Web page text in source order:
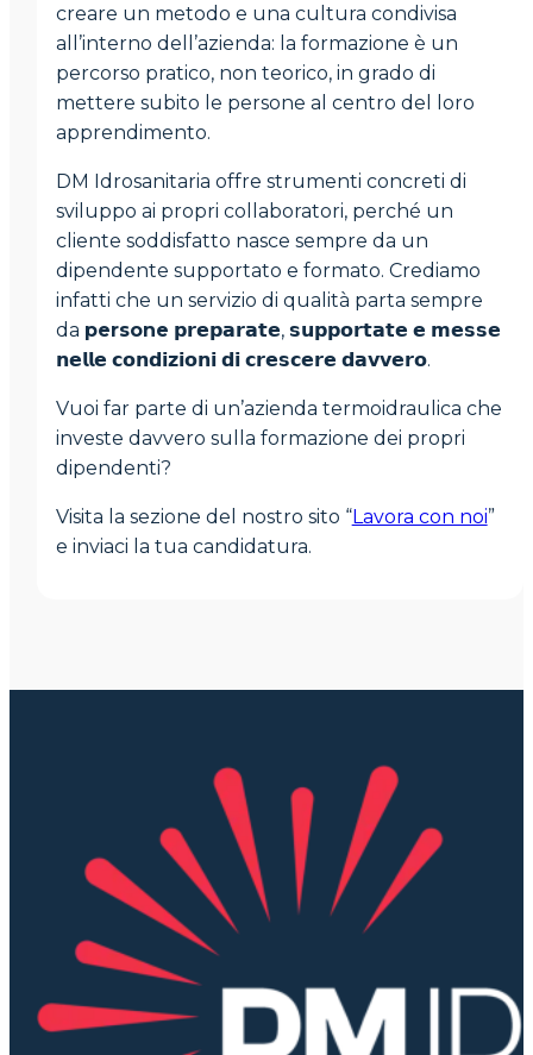
creare un metodo e una cultura condivisa
all’interno dell’azienda: la formazione è un
percorso pratico, non teorico, in grado di
mettere subito le persone al centro del loro
apprendimento.
DM Idrosanitaria offre strumenti concreti di
sviluppo ai propri collaboratori, perché un
cliente soddisfatto nasce sempre da un
dipendente supportato e formato. Crediamo
infatti che un servizio di qualità parta sempre
da persone 𝗽𝗿𝗲𝗽𝗮𝗿𝗮𝘁𝗲, 𝘀𝘂𝗽𝗽𝗼𝗿𝘁𝗮𝘁𝗲 𝗲 𝗺𝗲𝘀𝘀𝗲
𝗻𝗲𝗹𝗹𝗲 𝗰𝗼𝗻𝗱𝗶𝘇𝗶𝗼𝗻𝗶 𝗱𝗶 𝗰𝗿𝗲𝘀𝗰𝗲𝗿𝗲 𝗱𝗮𝘃𝘃𝗲𝗿𝗼.
Vuoi far parte di un’azienda termoidraulica che
investe davvero sulla formazione dei propri
dipendenti?
Visita la sezione del nostro sito “Lavora con noi”
e inviaci la tua candidatura.